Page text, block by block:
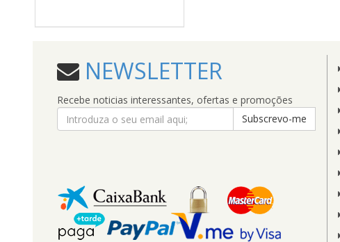
NEWSLETTER
Recebe noticias interessantes, ofertas e promoções
Subscrevo-me